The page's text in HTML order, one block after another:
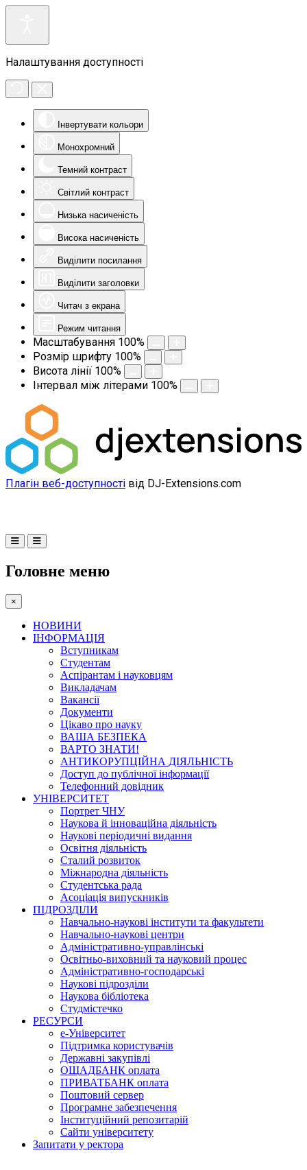
Налаштування доступності
Інвертувати кольори
Монохромний
Темний контраст
Світлий контраст
Низька насиченість
Висока насиченість
Виділити посилання
Виділити заголовки
Читач з екрана
Режим читання
Масштабування 100%
Розмір шрифту 100%
Висота лінії 100%
Інтервал між літерами 100%
Плагін веб-доступності від DJ-Extensions.com
Головне меню
×
НОВИНИ
ІНФОРМАЦІЯ
Вступникам
Студентам
Аспірантам і науковцям
Викладачам
Вакансії
Документи
Цікаво про науку
ВАША БЕЗПЕКА
ВАРТО ЗНАТИ!
АНТИКОРУПЦІЙНА ДІЯЛЬНІСТЬ
Доступ до публічної інформації
Телефонний довідник
УНІВЕРСИТЕТ
Портрет ЧНУ
Наукова й інноваційна діяльність
Наукові періодичні видання
Освітня діяльність
Сталий розвиток
Міжнародна діяльність
Студентська рада
Асоціація випускників
ПІДРОЗДІЛИ
Навчально-наукові інститути та факультети
Навчально-наукові центри
Адміністративно-управлінські
Освітньо-виховний та науковий процес
Адміністративно-господарські
Наукові підрозділи
Наукова бібліотека
Студмістечко
РЕСУРСИ
е-Університет
Підтримка користувачів
Державні закупівлі
ОЩАДБАНК оплата
ПРИВАТБАНК оплата
Поштовий сервер
Програмне забезпечення
Інституційний репозитарій
Сайти університету
Запитати у ректора